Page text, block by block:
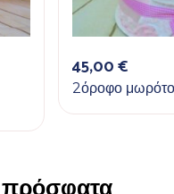
45,00€
2όροφο